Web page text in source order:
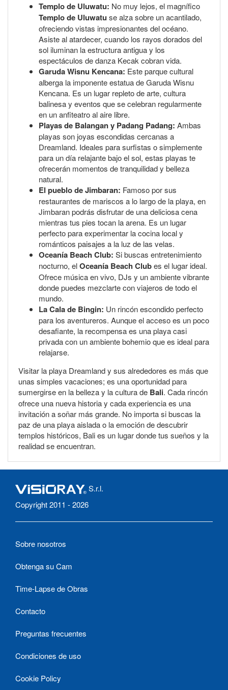
Templo de Uluwatu: No muy lejos, el magnífico
Templo de Uluwatu se alza sobre un acantilado,
ofreciendo vistas impresionantes del océano.
Asiste al atardecer, cuando los rayos dorados del
sol iluminan la estructura antigua y los
espectáculos de danza Kecak cobran vida.
Garuda Wisnu Kencana: Este parque cultural
alberga la imponente estatua de Garuda Wisnu
Kencana. Es un lugar repleto de arte, cultura
balinesa y eventos que se celebran regularmente
en un anfiteatro al aire libre.
Playas de Balangan y Padang Padang: Ambas
playas son joyas escondidas cercanas a
Dreamland. Ideales para surfistas o simplemente
para un día relajante bajo el sol, estas playas te
ofrecerán momentos de tranquilidad y belleza
natural.
El pueblo de Jimbaran: Famoso por sus
restaurantes de mariscos a lo largo de la playa, en
Jimbaran podrás disfrutar de una deliciosa cena
mientras tus pies tocan la arena. Es un lugar
perfecto para experimentar la cocina local y
románticos paisajes a la luz de las velas.
Oceanía Beach Club: Si buscas entretenimiento
nocturno, elOceanía Beach Clubes el lugar ideal.
Ofrece música en vivo, DJs y un ambiente vibrante
donde puedes mezclarte con viajeros de todo el
mundo.
La Cala de Bingin: Un rincón escondido perfecto
para los aventureros. Aunque el acceso es un poco
desafiante, la recompensa es una playa casi
privada con un ambiente bohemio que es ideal para
relajarse.
Visitar la playa Dreamland y sus alrededores es más que
unas simples vacaciones; es una oportunidad para
sumergirse en la belleza y la cultura de Bali. Cada rincón
ofrece una nueva historia y cada experiencia es una
invitación a soñar más grande. No importa si buscas la
paz de una playa aislada o la emoción de descubrir
templos históricos, Bali es un lugar donde tus sueños y la
realidad se encuentran.
S.r.l.
Copyright 2011 - 2026
Sobre nosotros
Obtenga su Cam
Time-Lapse de Obras
Contacto
Preguntas frecuentes
Condiciones de uso
Cookie Policy